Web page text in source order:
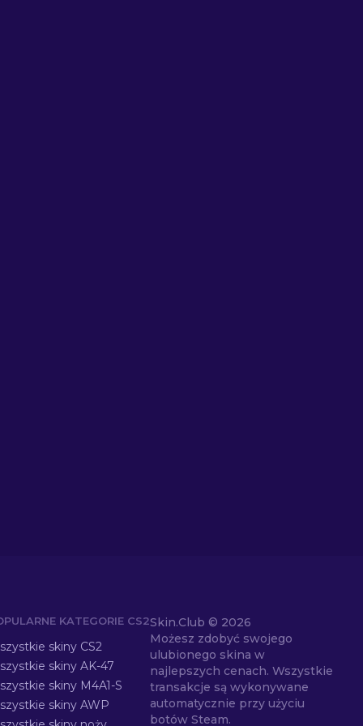
KATEGORIE CS2
skiny CS2
skiny AK-47
skiny M4A1-S
skiny AWP
Skin.Club © 2026
Możesz zdobyć swojego
ulubionego skina w
najlepszych cenach. Wszystkie
transakcje są wykonywane
automatycznie przy użyciu
botów Steam.